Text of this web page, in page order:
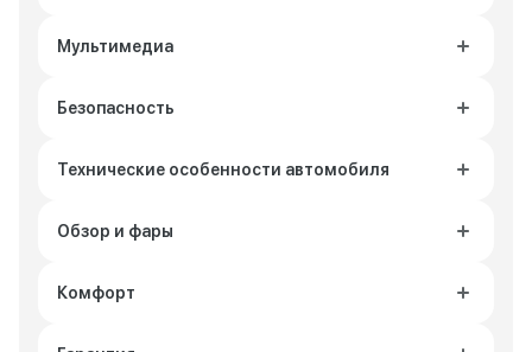
Мультимедиа
Безопасность
Технические особенности автомобиля
Обзор и фары
Комфорт